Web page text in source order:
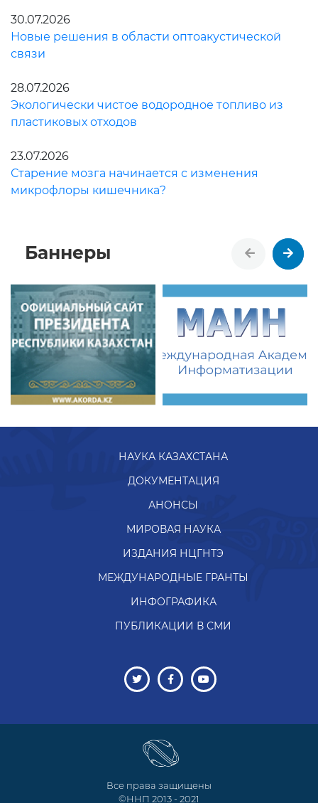
30.07.2026
Новые решения в области оптоакустической
связи
28.07.2026
Экологически чистое водородное топливо из
пластиковых отходов
23.07.2026
Старение мозга начинается с изменения
микрофлоры кишечника?
Баннеры
НАУКА КАЗАХСТАНА
ДОКУМЕНТАЦИЯ
АНОНСЫ
МИРОВАЯ НАУКА
ИЗДАНИЯ НЦГНТЭ
МЕЖДУНАРОДНЫЕ ГРАНТЫ
ИНФОГРАФИКА
ПУБЛИКАЦИИ В СМИ
Все права защищены
©ННП 2013 - 2021